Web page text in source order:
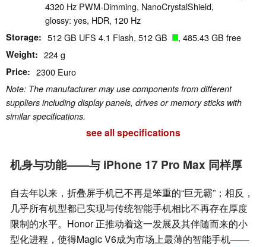
4320 Hz PWM-Dimming, NanoCrystalShield,
glossy: yes, HDR, 120 Hz
Storage 512 GB UFS 4.1 Flash, 512 GB , 485.43 GB free
Weight 224 g
Price 2300 Euro
Note: The manufacturer may use components from different
suppliers including display panels, drives or memory sticks with
similar specifications.
see all specifications
机身与功能——与 iPhone 17 Pro Max 同样厚
自去年以来，折叠屏手机已不再是笨重的“巨无霸”；相反，
几乎所有机型都已实现与传统智能手机相比不再存在厚度
限制的水平。Honor 正推动着这一发展及其伴随而来的小
型化进程，使得Magic V6成为市场上最薄的智能手机——